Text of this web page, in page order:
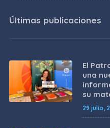
Últimas publicaciones
El
una
su
29 julio,